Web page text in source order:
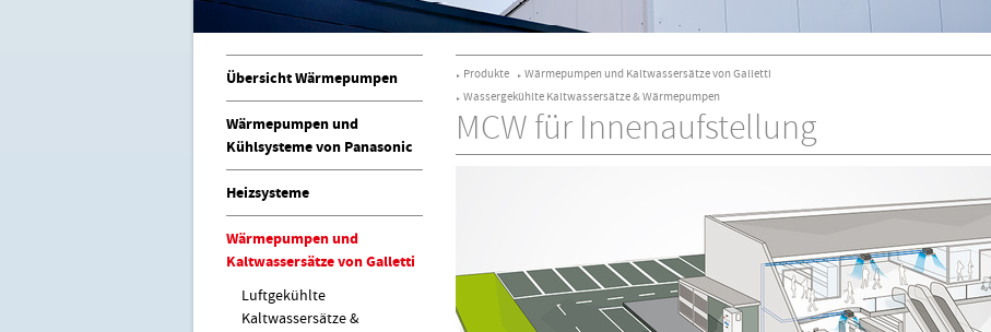
Übersicht Wärmepumpen
Wärmepumpen und
Kühlsysteme von Panasonic
Heizsysteme
Wärmepumpen und
Kaltwassersätze von Galletti
Luftgekühlte
Kaltwassersätze &
► Produkte ► Wärmepumpen und Kaltwassersätze von Galletti
► Wassergekühlte Kaltwassersätze & Wärmepumpen
MCW für Innenaufstellung